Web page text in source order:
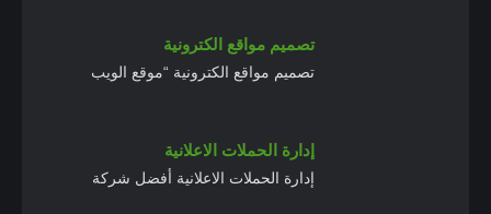
تصميم مواقع الكترونية
تصميم مواقع الكترونية “موقع الويب
إدارة الحملات الاعلانية
إدارة الحملات الاعلانية أفضل شركة